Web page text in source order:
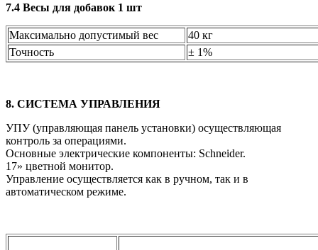
7.4 Весы для добавок 1 шт
Максимально допустимый вес
40 кг
Точность
± 1%
8. СИСТЕМА УПРАВЛЕНИЯ
УПУ (управляющая панель установки) осуществляющая
контроль за операциями.
Основные электрические компоненты: Schneider.
17» цветной монитор.
Управление осуществляется как в ручном, так и в
автоматическом режиме.